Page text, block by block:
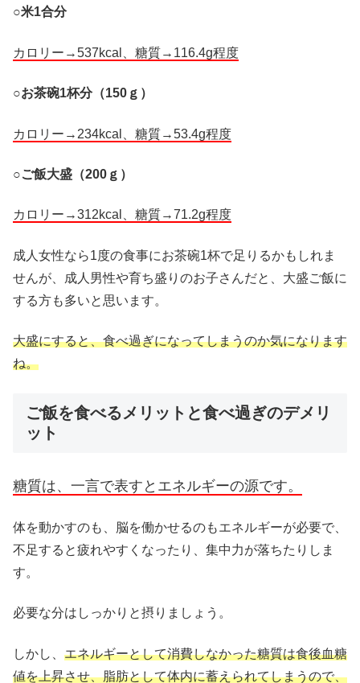
○米1合分
カロリー→537kcal、糖質→116.4g程度
○お茶碗1杯分（150ｇ）
カロリー→234kcal、糖質→53.4g程度
○ご飯大盛（200ｇ）
カロリー→312kcal、糖質→71.2g程度
成人女性なら1度の食事にお茶碗1杯で足りるかもしれま
せんが、成人男性や育ち盛りのお子さんだと、大盛ご飯に
する方も多いと思います。
大盛にすると、食べ過ぎになってしまうのか気になります
ね。
ご飯を食べるメリットと食べ過ぎのデメリ
ット
糖質は、一言で表すとエネルギーの源です。
体を動かすのも、脳を働かせるのもエネルギーが必要で、
不足すると疲れやすくなったり、集中力が落ちたりしま
す。
必要な分はしっかりと摂りましょう。
しかし、 エネルギーとして消費しなかった糖質は食後血糖
値を上昇させ、脂肪として体内に蓄えられてしまうので、